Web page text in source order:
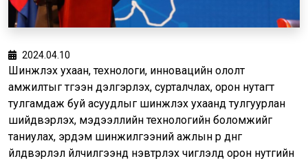
2024.04.10
Шинжлэх ухаан, технологи, инновацийн ололт
амжилтыг түгээн дэлгэрүүлэх, сурталчлах, орон нутагт
тулгамдаж буй асуудлыг шинжлэх ухаанд тулгуурлан
шийдвэрлэх, мэдээллийн технологийн боломжийг
таниулах, эрдэм шинжилгээний ажлын үр дүнг
үйлдвэрлэл үйлчилгээнд нэвтрүүлэх чиглэлд орон нутгийн